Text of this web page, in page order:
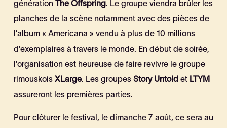
génération The Offspring . Le groupe viendra brûler les
planches de la scène notamment avec des pièces de
l’album « Americana » vendu à plus de 10 millions
d’exemplaires à travers le monde. En début de soirée,
l’organisation est heureuse de faire revivre le groupe
rimouskois XLarge. Les groupes Story Untold et LTYM
assureront les premières parties.
Pour clôturer le festival, le dimanche 7 août, ce sera au